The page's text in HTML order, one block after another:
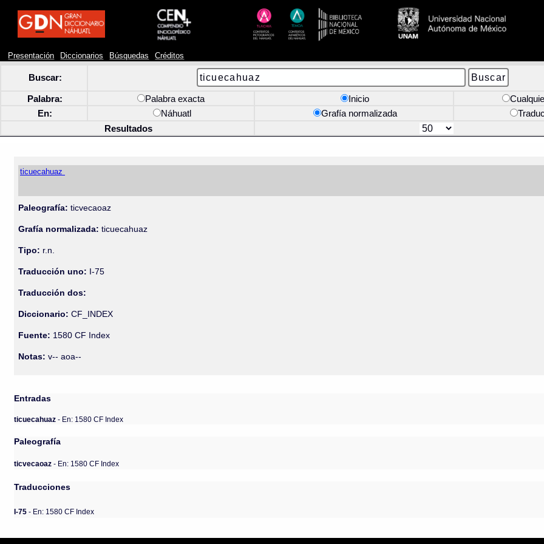
Presentación Diccionarios Búsquedas Créditos
Buscar:
Palabra: Palabra exacta Inicio
En:
Náhuatl Grafía normalizada
Resultados
ticuecahuaz
Paleografía: ticvecaoaz
Grafía normalizada: ticuecahuaz
Tipo: r.n.
Traducción uno: I-75
Traducción dos:
Diccionario:CF_INDEX
Fuente: 1580 CF Index
Notas: v-- aoa--
Entradas
ticuecahuaz- En: 1580 CF Index
Paleografía
ticvecaoaz - En: 1580 CF Index
Traducciones
I-75 - En: 1580 CF Index